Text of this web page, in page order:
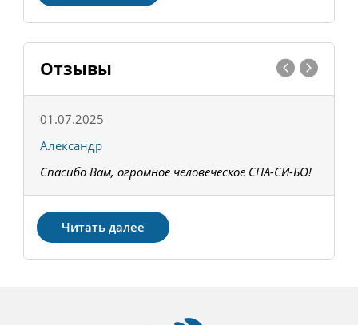
Отзывы
01.07.2025
Александр
Спасибо Вам, огромное человеческое СПА-СИ-БО!
Читать далее